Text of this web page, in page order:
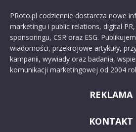
PRoto.pl codziennie dostarcza nowe
marketingu i public relations, digital
sponsoringu, CSR oraz ESG.
wiadomości, przekrojowe artykuły,
kampanii, wywiady oraz badania,
komunikacji marketingowej od 2004
REKLAMA
KONTAKT